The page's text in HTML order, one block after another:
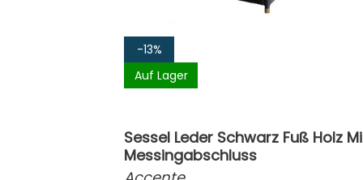
-13%
Auf Lager
Sessel Leder Schwarz Fuß Holz
Messingabschluss